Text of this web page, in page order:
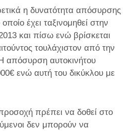
η δυνατότητα απόσυρσης
έχει ταξινομηθεί στην
και πίσω ενώ βρίσκεται
τουλάχιστον από την
απόσυρση αυτοκινήτου
ενώ αυτή του δικύκλου με
πρέπει να δοθεί στο
δεν μπορούν να